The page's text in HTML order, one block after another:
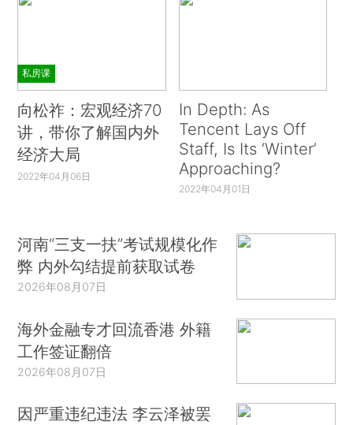
私房课
向松祚：宏观经济70
讲，带你了解国内外
经济大局
2022年04月06日
In Depth: As
Tencent Lays Off
Staff, Is Its ‘Winter’
Approaching?
2022年04月01日
河南“三支一扶”考试规模化作
弊 内外勾结提前获取试卷
2026年08月07日
海外金融专才回流香港 外籍
工作签证翻倍
2026年08月07日
因严重违纪违法 李云泽被罢